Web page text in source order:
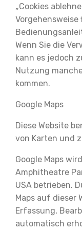
„Cookies
Vorgehensweise
Wenn Sie die
kann es jedoch
Nutzung
kommen.
Google Maps
Diese Website
von Karten und
Google Maps
Amphitheatre
USA betrieben.
Maps auf dieser
Erfassung,
automatisch